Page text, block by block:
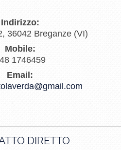
Indirizzo:
36042 Breganze (VI)
Mobile:
1746459
Email:
DIRETTO